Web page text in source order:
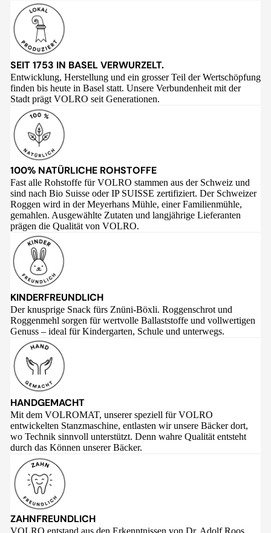
SEIT 1753 IN BASEL VERWURZELT.
Entwicklung, Herstellung und ein grosser Teil der Wertschöpfung
finden bis heute in Basel statt. Unsere Verbundenheit mit der
Stadt prägt VOLRO seit Generationen.
100% NATÜRLICHE ROHSTOFFE
Fast alle Rohstoffe für VOLRO stammen aus der Schweiz und
sind nach Bio Suisse oder IP SUISSE zertifiziert. Der Schweizer
Roggen wird in der Meyerhans Mühle, einer Familienmühle,
gemahlen. Ausgewählte Zutaten und langjährige Lieferanten
prägen die Qualität von VOLRO.
KINDERFREUNDLICH
Der knusprige Snack fürs Znüni-Böxli. Roggenschrot und
Roggenmehl sorgen für wertvolle Ballaststoffe und vollwertigen
Genuss – ideal für Kindergarten, Schule und unterwegs.
HANDGEMACHT
Mit dem VOLROMAT, unserer speziell für VOLRO
entwickelten Stanzmaschine, entlasten wir unsere Bäcker dort,
wo Technik sinnvoll unterstützt. Denn wahre Qualität entsteht
durch das Können unserer Bäcker.
ZAHNFREUNDLICH
VOLRO entstand aus den Erkenntnissen von Dr. Adolf Roos,